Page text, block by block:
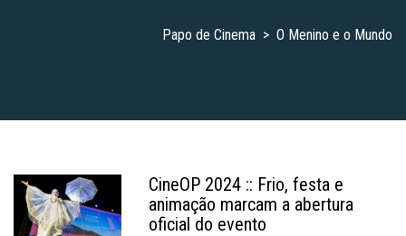
Papo de Cinema > O Menino e o Mundo
CineOP 2024 :: Frio, festa e
animação marcam a abertura
oficial do evento